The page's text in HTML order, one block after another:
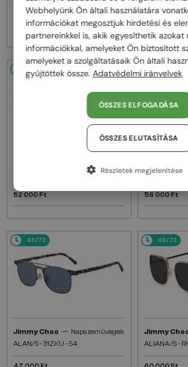
58 000 Ft 58 000 Ft
48/72
52 000 Ft
48/72
JC5068U -
56 000 Ft
48/72
Jimmy Choo — Napszemüvegek
ALAN/S - 31ZKU - 54
48/72
Jimmy
ALIANA/S -
Webhelyünk Ön általi használatára
információkat megosztjuk hirdetési és
partnereinkkel is, akik egyesíthetik azokat
információkkal, amelyeket Ön biztosított
amelyeket a szolgáltatásaik Ön általi
gyűjtöttek össze. Adatvédelmi irányelvek
ÖSSZES ELFOGADÁSA
ÖSSZES ELUTASÍTÁSA
Részletek megjelenítése